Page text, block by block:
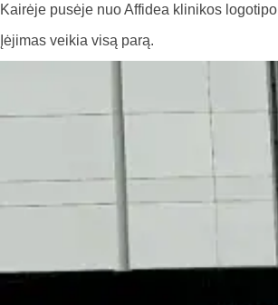
Kairėje pusėje nuo Affidea klinikos logotipo
Įėjimas veikia visą parą.